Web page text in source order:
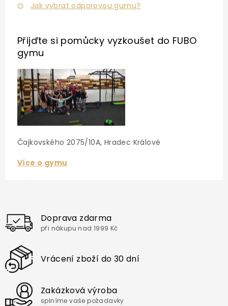
Jak vybrat odporovou gumu?
Přijďte si pomůcky vyzkoušet do FUBO
gymu
Čajkovského 2075/10A, Hradec Králové
Více o gymu
Doprava zdarma
při nákupu nad 1999 Kč
Vrácení zboží do 30 dní
Zakázková výroba
splníme vaše požadavky